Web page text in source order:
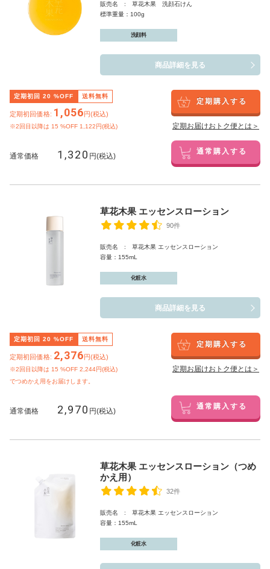
販売名 : 草花木果 洗顔石けん
標準重量：100g
洗顔料
商品詳細を見る
定期初回 20 %OFF 送料無料
定期初回価格: 1,056円(税込)
※2回目以降は 15 %OFF 1,122円(税込)
定期購入する
定期お届けおトク便とは＞
通常価格 1,320 円(税込) 通常購入する
草花木果 エッセンスローション
90件
販売名 : 草花木果 エッセンスローション
容量：155mL
化粧水
商品詳細を見る
定期初回 20 %OFF 送料無料
定期初回価格: 2,376円(税込)
※2回目以降は 15 %OFF 2,244円(税込)
でつめかえ用をお届けします。
定期購入する
定期お届けおトク便とは＞
通常価格 2,970 円(税込) 通常購入する
草花木果 エッセンスローション（つめ
かえ用）
32件
販売名 : 草花木果 エッセンスローション
容量：155mL
化粧水